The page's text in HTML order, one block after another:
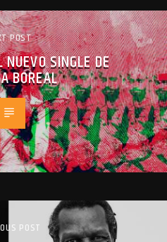
POST
SINGLE DE
BOREAL
POST